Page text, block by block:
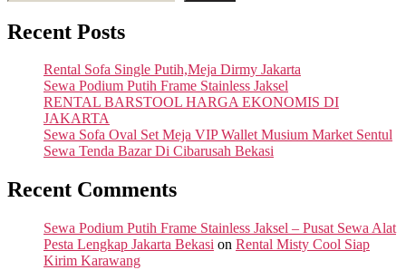
Recent Posts
Rental Sofa Single Putih,Meja Dirmy Jakarta
Sewa Podium Putih Frame Stainless Jaksel
RENTAL BARSTOOL HARGA EKONOMIS DI
JAKARTA
Sewa Sofa Oval Set Meja VIP Wallet Musium Market Sentul
Sewa Tenda Bazar Di Cibarusah Bekasi
Recent Comments
Sewa Podium Putih Frame Stainless Jaksel – Pusat Sewa Alat
Pesta Lengkap Jakarta Bekasi on Rental Misty Cool Siap
Kirim Karawang